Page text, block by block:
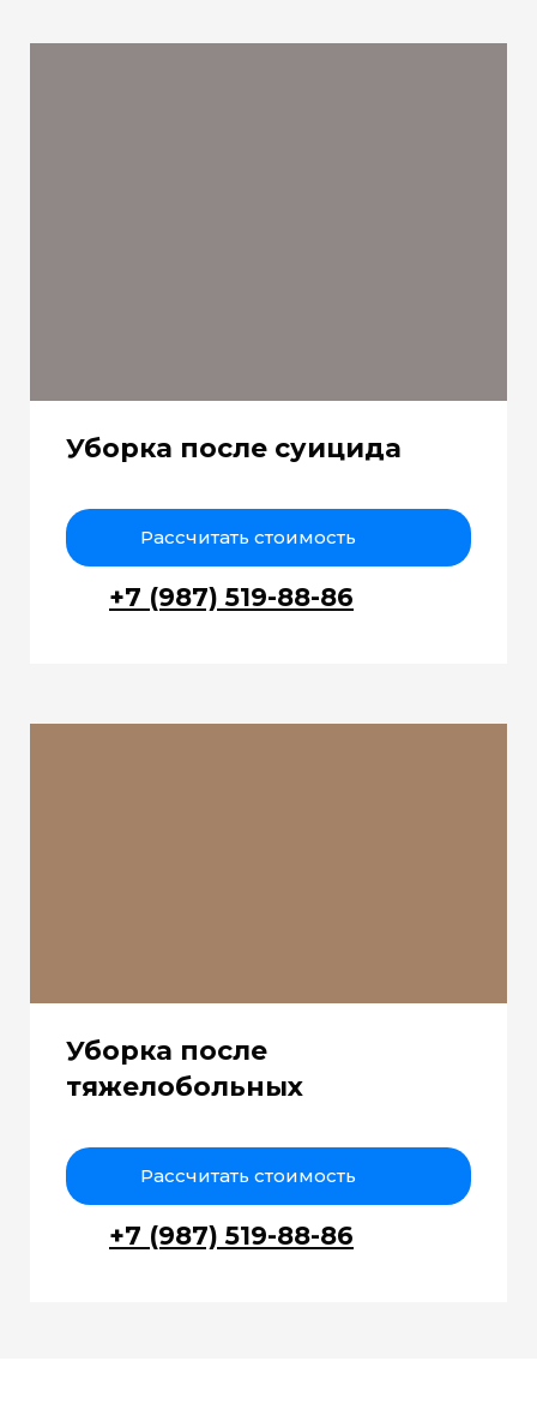
Уборка после суицида
Рассчитать стоимость
+7 (987) 519-88-86
Уборка после
тяжелобольных
Рассчитать стоимость
+7 (987) 519-88-86